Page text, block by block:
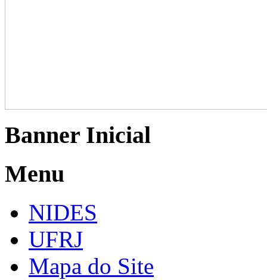
Banner Inicial
Menu
NIDES
UFRJ
Mapa do Site